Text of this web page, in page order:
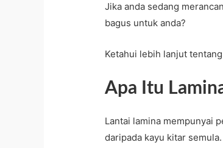
Jika anda sedang
bagus untuk anda?
Ketahui lebih lanjut
Apa Itu
Lantai lamina mempunyai
daripada kayu kitar